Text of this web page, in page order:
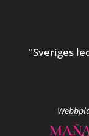
"Sveriges